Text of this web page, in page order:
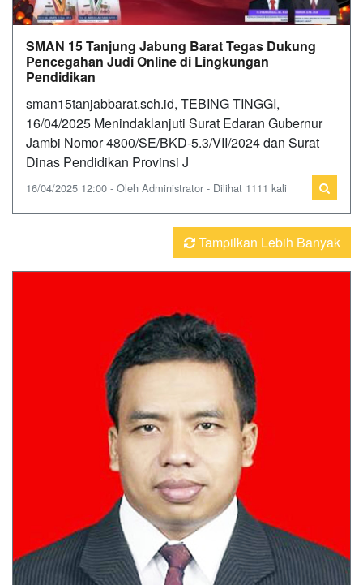
SMAN 15 Tanjung Jabung Barat Tegas Dukung
Pencegahan Judi Online di Lingkungan
Pendidikan
sman15tanjabbarat.sch.id, TEBING TINGGI,
16/04/2025 Menindaklanjuti Surat Edaran Gubernur
Jambi Nomor 4800/SE/BKD-5.3/VII/2024 dan Surat
Dinas Pendidikan Provinsi J
16/04/2025 12:00 - Oleh Administrator - Dilihat 1111 kali
Tampilkan Lebih Banyak